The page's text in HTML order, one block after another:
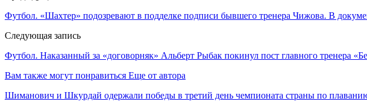
Футбол. «Шахтер» подозревают в подделке подписи бывшего тренера Чижова. В
Следующая запись
Футбол. Наказанный за «договорняк» Альберт Рыбак покинул пост главного тренера
Вам также могут понравиться Еще от автора
Шиманович и Шкурдай одержали победы в третий день чемпионата страны по